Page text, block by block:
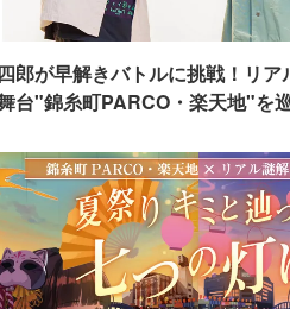
郎が早解きバトルに挑戦！リア
台"錦糸町PARCO・楽天地"を